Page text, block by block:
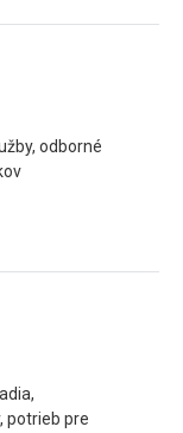
odborné
potrieb pre